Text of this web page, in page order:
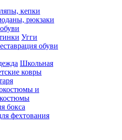
кепки
рюкзаки
Угги
обуви
Школьная
ковры
и
бокса
фехтования